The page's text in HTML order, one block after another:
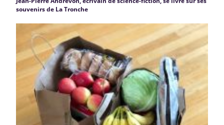
souvenirs de La Tronche